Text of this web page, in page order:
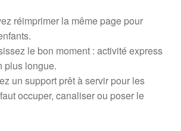
réimprimer la même page pour
le bon moment : activité express
plus longue.
un support prêt à servir pour les
occuper, canaliser ou poser le